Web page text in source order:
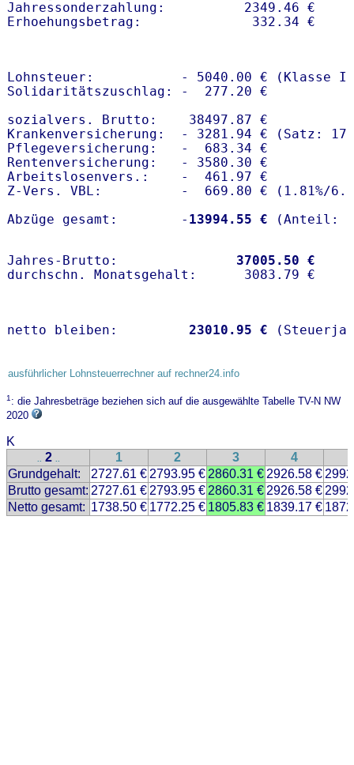
Jahressonderzahlung:          2349.46 €
Lohnsteuer:           - 5040.00 € (Klasse I)
Solidaritätszuschlag: -  277.20 €
sozialvers. Brutto:    38497.87 €
Krankenversicherung:  - 3281.94 € (Satz:
Pflegeversicherung:   -  683.34 €
Rentenversicherung:   - 3580.30 €
Arbeitslosenvers.:    -  461.97 €
Z-Vers. VBL:          -  669.80 € ( 1.81%/
Abzüge gesamt:        - 13994.55 €
Jahres-Brutto: 37005.50 €
netto bleiben: 23010.95 €
ausführlicher Lohnsteuerrechner auf rechner24.info
1: die Jahresbeträge beziehen sich auf die ausgewählte Tabelle TV-N NW
2020
K
.. 2 .. 1 2 3 4
Grundgehalt:
2727.61 € 2793.95 € 2860.31 € 2926.58 €
Brutto gesamt: 2727.61 € 2793.95 € 2860.31 € 2926.58 €
Netto gesamt: 1738.50 € 1772.25 € 1805.83 € 1839.17 €